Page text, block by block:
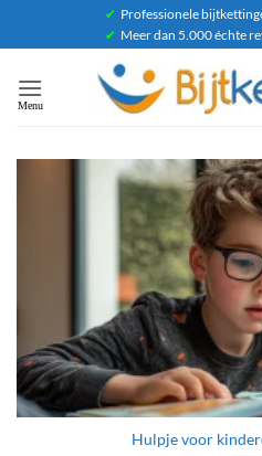
✔ Professionele
✔ Meer dan 5.000 échte
Hulpje voor